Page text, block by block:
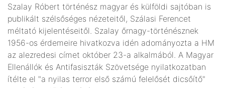
Szalay Róbert történész magyar és külföldi sajtóban is
publikált szélsőséges nézeteitől, Szálasi Ferencet
méltató kijelentéseitől. Szalay őrnagy-történésznek
1956-os érdemeire hivatkozva idén adományozta a HM
az alezredesi címet október 23-a alkalmából. A Magyar
Ellenállók és Antifasiszták Szövetsége nyilatkozatban
ítélte el "a nyilas terror első számú felelősét dicsőítő"